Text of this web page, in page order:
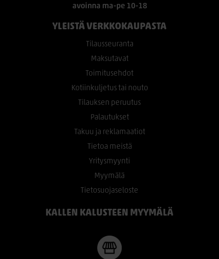
avoinna ma-pe 10-18
YLEISTÄ VERKKOKAUPASTA
Tilausseuranta
Maksutavat
Toimitusehdot
Kotiinkuljetus tai nouto
Tilauksen peruutus
Palautukset
Takuu ja reklamaatiot
Tietoa meistä
Yritysmyynti
Myymälä
Tietosuojaseloste
KALLEN KALUSTEEN MYYMÄLÄ